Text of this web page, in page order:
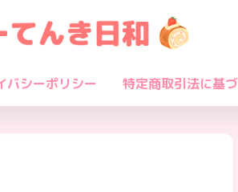
バシーポリシー 特定商取引法に基